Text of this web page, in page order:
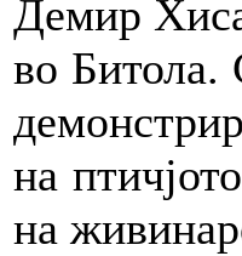
Демир
во Битола.
на
на